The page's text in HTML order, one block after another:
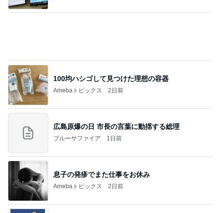
100均ハシゴして見つけた理想の容器
Amebaトピックス 2日前
広島原爆の日 市長の言葉に動揺する総理
ブルーサファイア 1日前
息子の発疹でまた仕事をお休み
Amebaトピックス 2日前